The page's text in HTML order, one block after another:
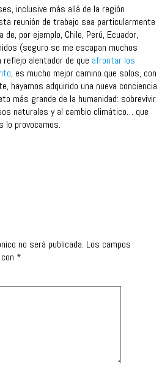
inclusive más allá de la región
reunión de trabajo sea particularmente
por ejemplo, Chile, Perú, Ecuador,
(seguro se me escapan muchos
alentador de que afrontar los
, es mucho mejor camino que solos, con
hayamos adquirido una nueva conciencia
más grande de la humanidad: sobrevivir
naturales y al cambio climático… que
lo provocamos.
no será publicada. Los campos
*